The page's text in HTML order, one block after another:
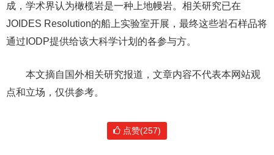
成，学术界认为橄榄岩是一种上地幔岩。相关研究已在
JOIDES Resolution的船上实验室开展，最终这些岩石样品将
通过IODP提供给该大科学计划的各参与方。
本文摘自国外相关研究报道，文章内容不代表本网站观
点和立场，仅供参考。
点赞(257)